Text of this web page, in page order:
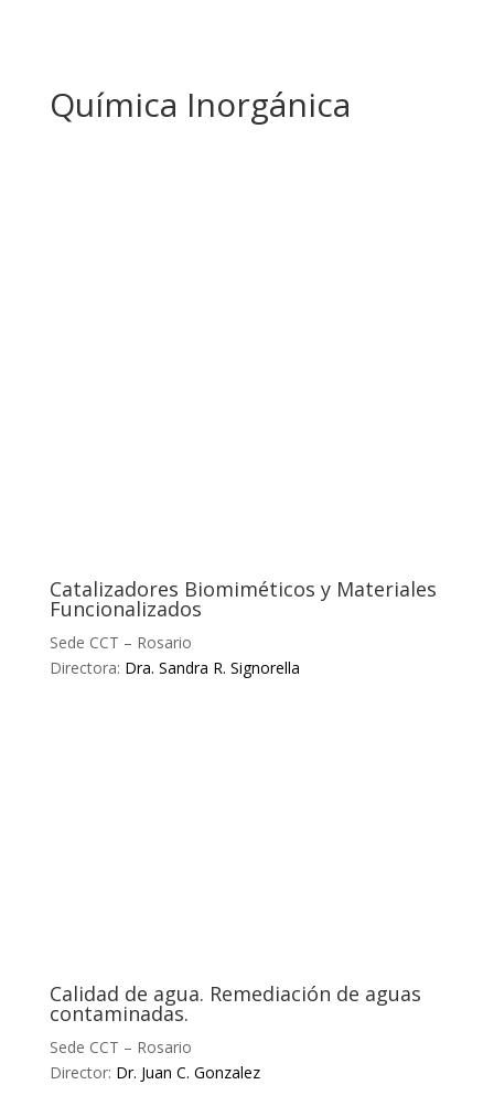
Química Inorgánica
Catalizadores Biomiméticos y Materiales
Funcionalizados
Sede CCT – Rosario
Directora: Dra. Sandra R. Signorella
Calidad de agua. Remediación de aguas
contaminadas.
Sede CCT – Rosario
Director: Dr. Juan C. Gonzalez